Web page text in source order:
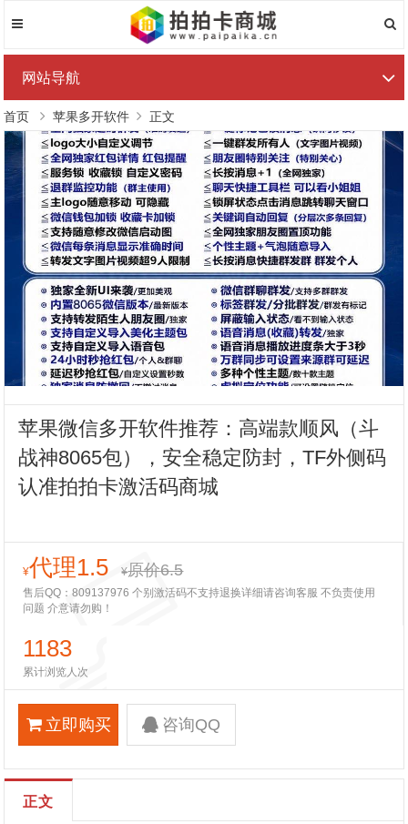
网站导航
首页 苹果多开软件 正文
苹果微信多开软件推荐：高端款顺风（斗
战神8065包），安全稳定防封，TF外侧码
认准拍拍卡激活码商城
¥代理1.5 ¥原价6.5
售后QQ：809137976 个别激活码不支持退换详细请咨询客服 不负责使用
问题 介意请勿购！
1183
累计浏览人次
立即购买 咨询QQ
正文